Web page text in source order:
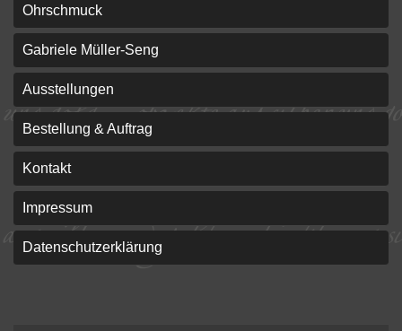
Ohrschmuck
Gabriele Müller-Seng
Ausstellungen
Bestellung & Auftrag
Kontakt
Impressum
Datenschutzerklärung